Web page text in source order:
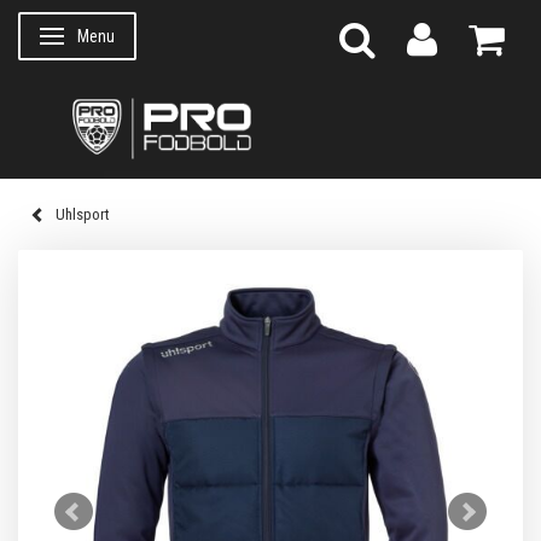
Skifte navigation
Menu
Uhlsport